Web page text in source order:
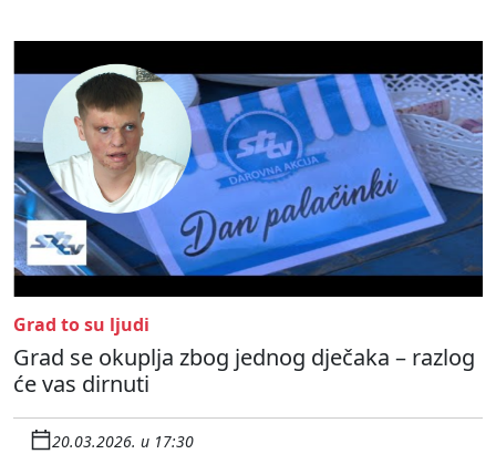
Grad to su ljudi
Grad se okuplja zbog jednog dječaka – razlog
će vas dirnuti
20.03.2026. u 17:30